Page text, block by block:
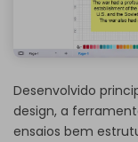
Desenvolvido
design, a
ensaios bem